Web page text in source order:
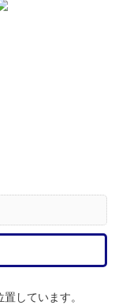
しています。